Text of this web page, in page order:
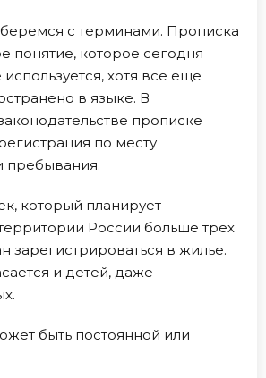
с терминами. Прописка
понятие, которое сегодня
хотя все еще
в языке. В
прописке
по месту
пребывания.
который планирует
России больше трех
зарегистрироваться в жилье.
и детей, даже
быть постоянной или